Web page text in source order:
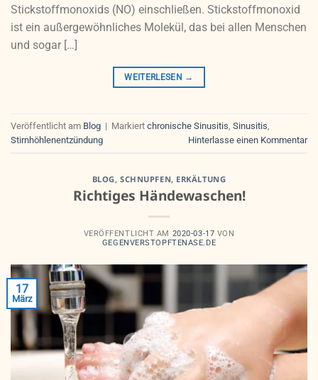
Stickstoffmonoxids (NO) einschließen. Stickstoffmonoxid
ist ein außergewöhnliches Molekül, das bei allen Menschen
und sogar […]
WEITERLESEN →
Veröffentlicht am Blog | Markiert chronische Sinusitis Sinusitis
Stirnhöhlenentzündung
Hinterlasse einen Kommentar
BLOG,SCHNUPFEN, ERKÄLTUNG
Richtiges Händewaschen!
VERÖFFENTLICHT AM 2020-03-17 VON
GEGENVERSTOPFTENASE.DE
17
März